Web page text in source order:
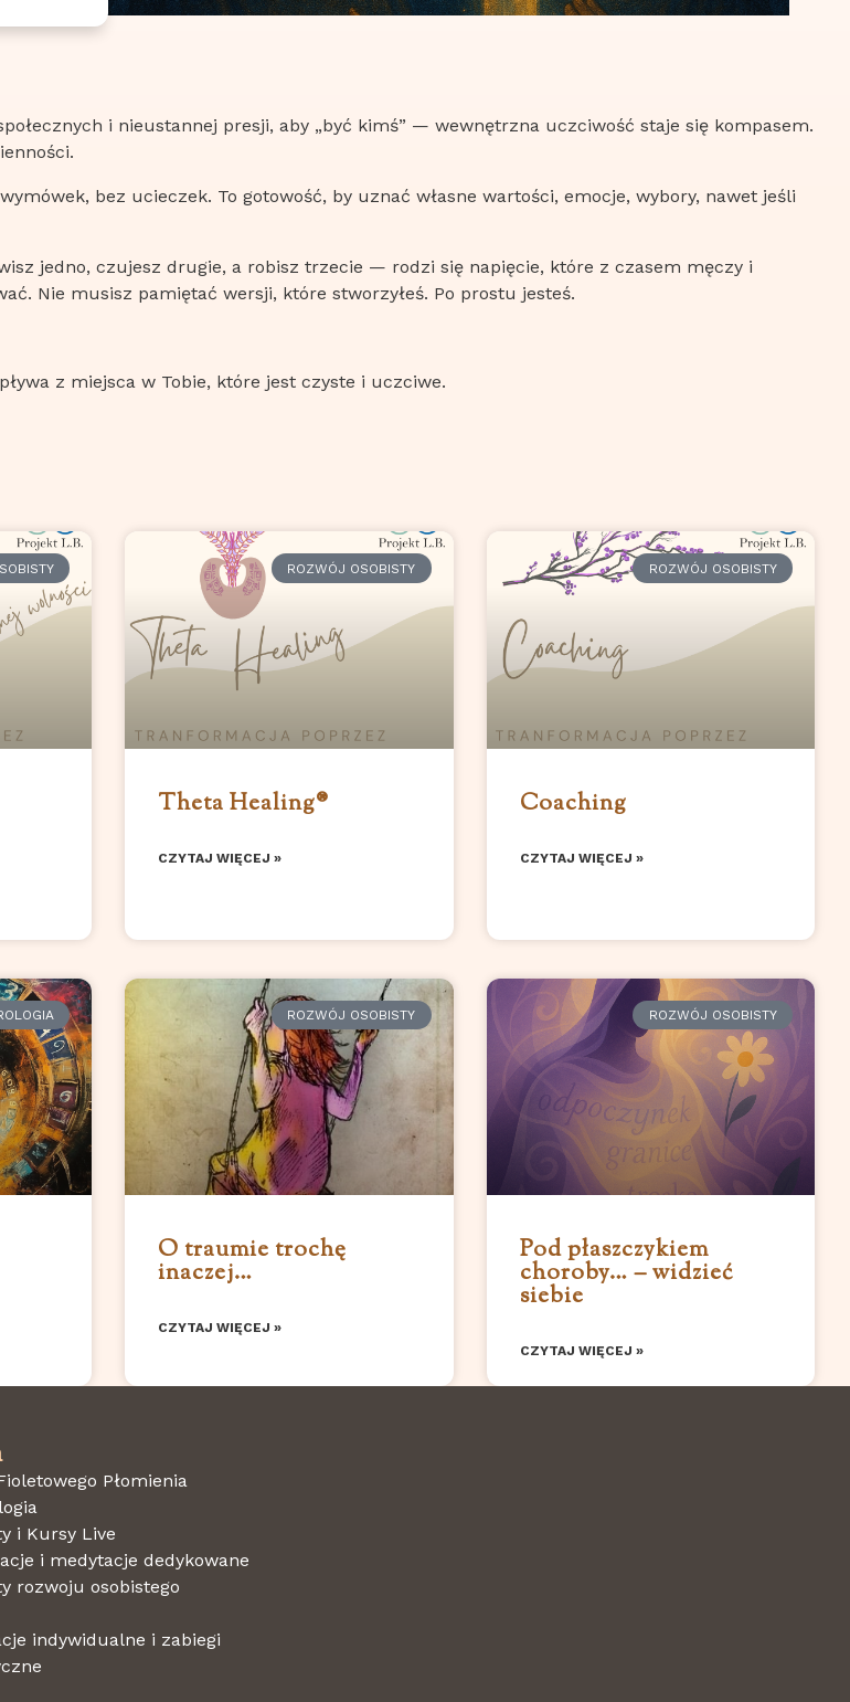
i nieustannej presji, aby „być kimś” — wewnętrzna uczciwość staje się kompasem.
bez ucieczek. To gotowość, by uznać własne wartości, emocje, wybory, nawet jeśli
jedno, czujesz drugie, a robisz trzecie — rodzi się napięcie, które z czasem męczy i
Nie musisz pamiętać wersji, które stworzyłeś. Po prostu jesteś.
z miejsca w Tobie, które jest czyste i uczciwe.
ROZWÓJ OSOBISTY
Theta Healing®
CZYTAJ WIĘCEJ »
ROZWÓJ OSOBISTY
Coaching
CZYTAJ WIĘCEJ »
ROZWÓJ OSOBISTY
O traumie trochę
inaczej…
CZYTAJ WIĘCEJ »
ROZWÓJ OSOBISTY
Pod płaszczykiem
choroby… – widzieć
siebie
CZYTAJ WIĘCEJ »
Płomienia
i Kursy Live
i medytacje dedykowane
rozwoju osobistego
indywidualne i zabiegi